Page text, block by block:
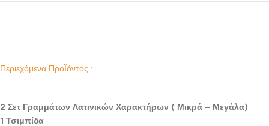
Περιεχόμενα ΠροΪόντος :
2 Σετ Γραμμάτων Λατινικών Χαρακτήρων ( Μικρά – Μεγάλα)
1 Τσιμπίδα